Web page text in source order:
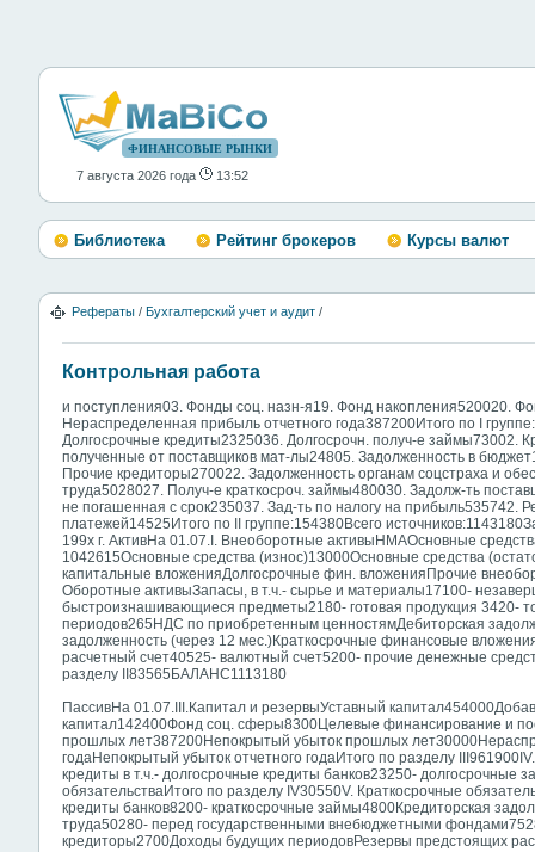
ФИНАНСОВЫЕ РЫНКИ
7 августа 2026 года 13:52
Библиотека Рейтинг брокеров Курсы валют
Рефераты / Бухгалтерский учет и аудит /
Контрольная работа
и поступления03. Фонды соц. назн-я19. Фонд накопления520020.
Нераспределенная прибыль отчетного года387200Итого по I
Долгосрочные кредиты2325036. Долгосрочн. получ-е займы73002.
полученные от поставщиков мат-лы24805. Задолженность в
Прочие кредиторы270022. Задолженность органам соцстраха и
труда5028027. Получ-е краткосроч. займы480030. Задолж-ть
не погашенная с срок235037. Зад-ть по налогу на прибыль535742.
платежей14525Итого по II группе:154380Всего
199х г. АктивНа 01.07.I. Внеоборотные активыНМАОсновные
1042615Основные средства (износ)13000Основные средства
капитальные вложенияДолгосрочные фин. вложенияПрочие
Оборотные активыЗапасы, в т.ч.- сырье и материалы17100-
быстроизнашивающиеся предметы2180- готовая продукция 3420-
периодов265НДС по приобретенным ценностямДебиторская
задолженность (через 12 мес.)Краткосрочные финансовые
расчетный счет40525- валютный счет5200- прочие денежные
разделу II83565БАЛАНС1113180
ПассивНа 01.07.III.Капитал и резервыУставный
капитал142400Фонд соц. сферы8300Целевые финансирование и
прошлых лет387200Непокрытый убыток прошлых
годаНепокрытый убыток отчетного годаИтого по разделу
кредиты в т.ч.- долгосрочные кредиты банков23250- долгосрочные
обязательстваИтого по разделу IV30550V. Краткосрочные
кредиты банков8200- краткосрочные займы4800Кредиторская
труда50280- перед государственными внебюджетными
кредиторы2700Доходы будущих периодовРезервы предстоящих